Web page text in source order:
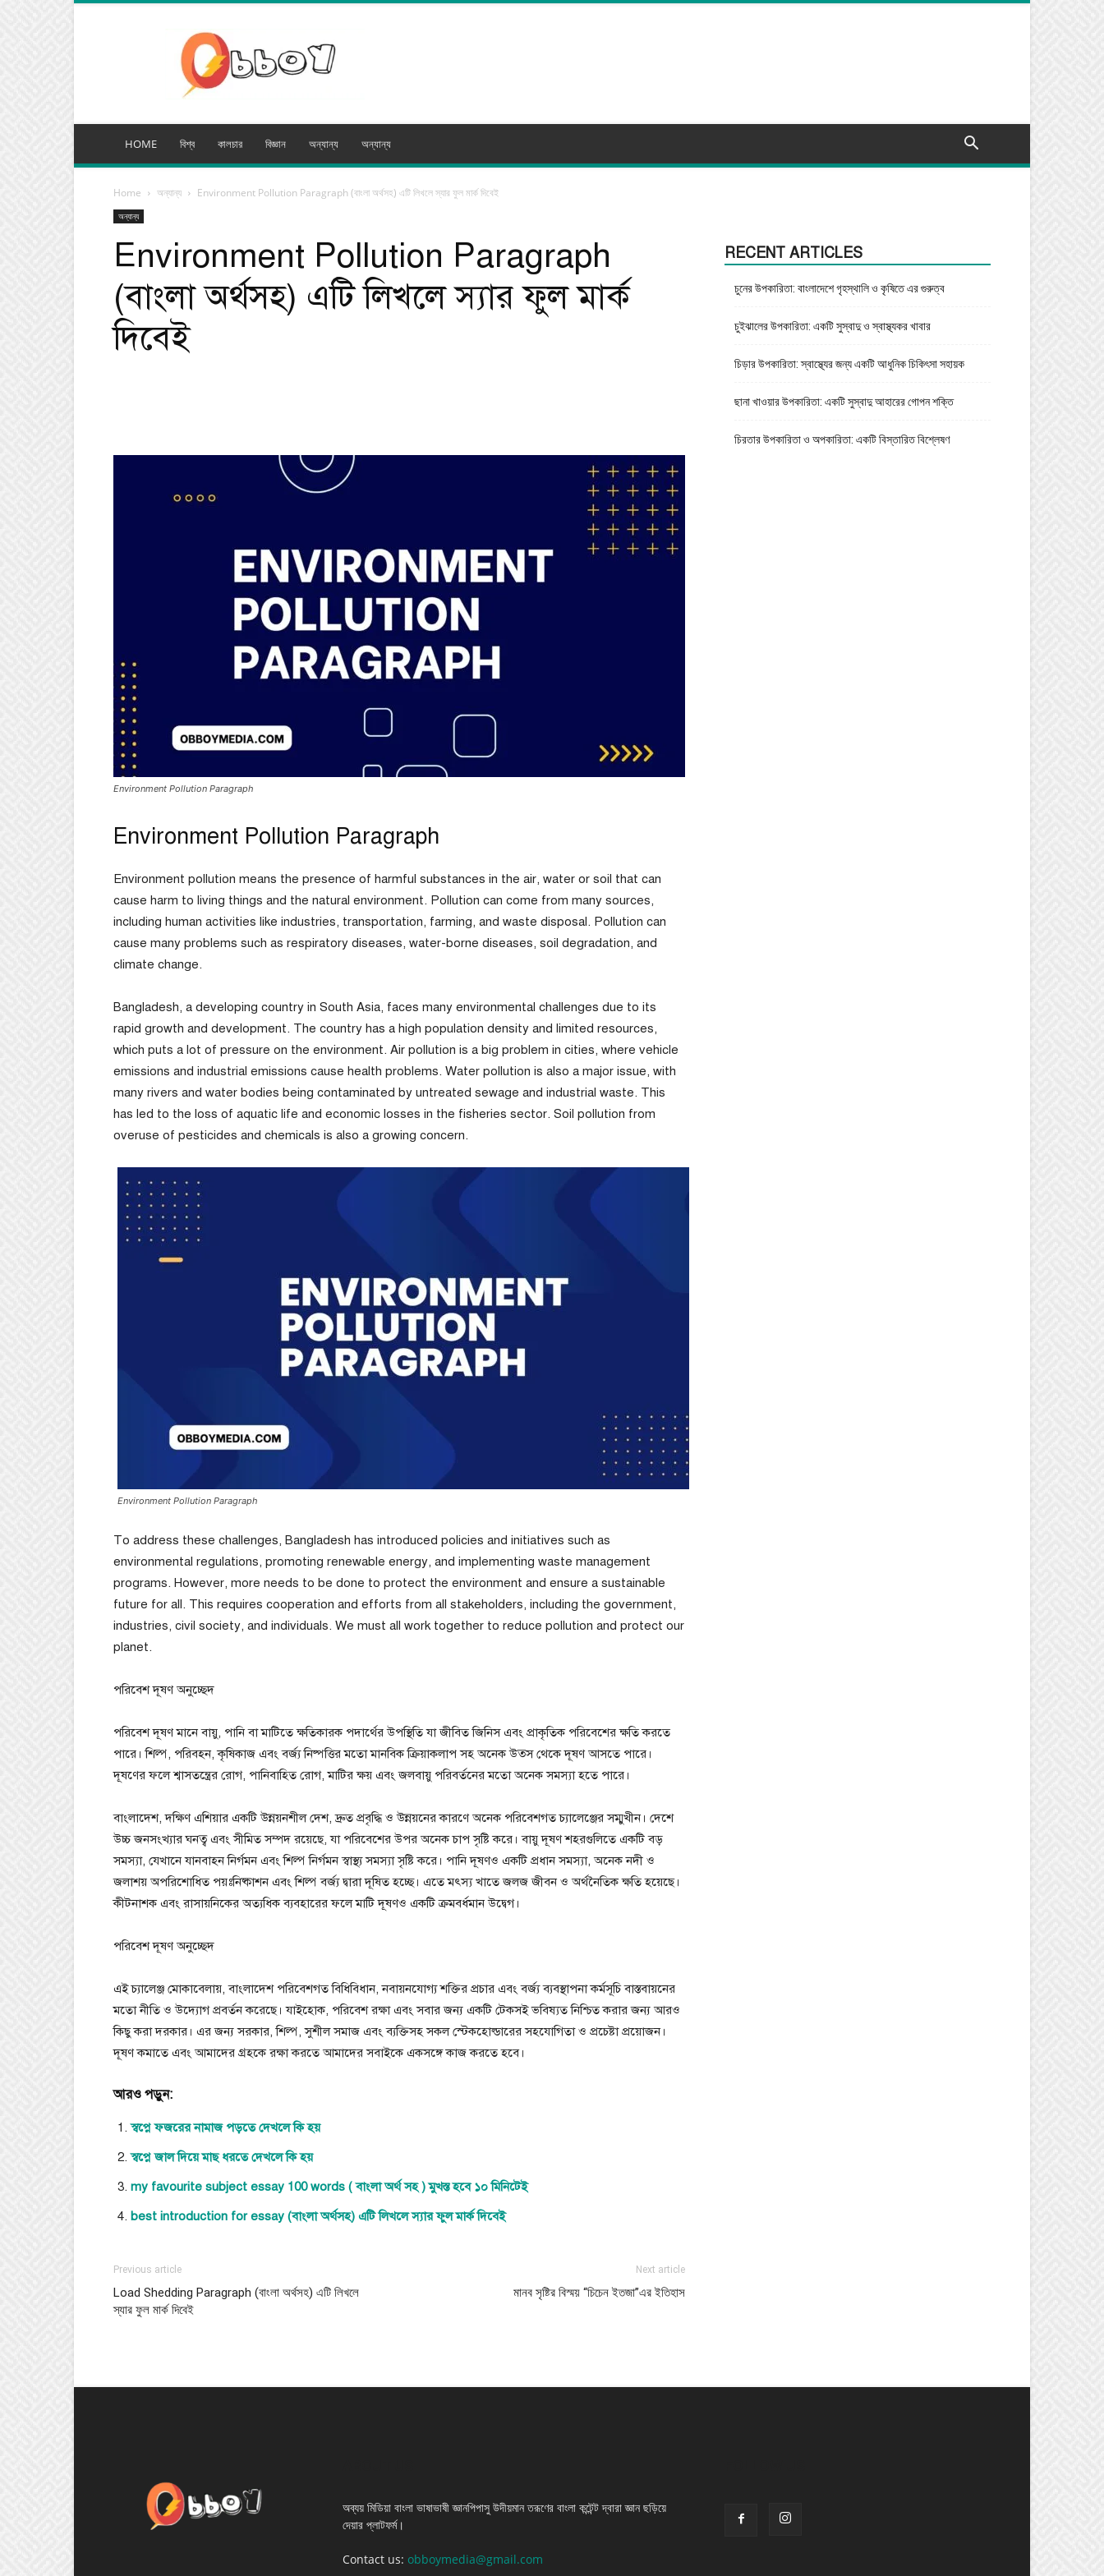
মিডিয়া
HOME বিশ্ব কালচার বিজ্ঞান অন্যান্য অন্যান্য
Home অন্যান্য Environment Pollution Paragraph (বাংলা অর্থসহ) এটি লিখলে স্যার ফুল মার্ক দিবেই
অন্যান্য
Environment Pollution Paragraph
(বাংলা অর্থসহ) এটি লিখলে স্যার ফুল মার্ক
দিবেই
Environment Pollution Paragraph
Environment Pollution Paragraph
Environment pollution means the presence of harmful substances in the air, water or soil that can
cause harm to living things and the natural environment. Pollution can come from many sources,
including human activities like industries, transportation, farming, and waste disposal. Pollution can
cause many problems such as respiratory diseases, water-borne diseases, soil degradation, and
climate change.
Bangladesh, a developing country in South Asia, faces many environmental challenges due to its
rapid growth and development. The country has a high population density and limited resources,
which puts a lot of pressure on the environment. Air pollution is a big problem in cities, where vehicle
emissions and industrial emissions cause health problems. Water pollution is also a major issue, with
many rivers and water bodies being contaminated by untreated sewage and industrial waste. This
has led to the loss of aquatic life and economic losses in the fisheries sector. Soil pollution from
overuse of pesticides and chemicals is also a growing concern.
Environment Pollution Paragraph
To address these challenges, Bangladesh has introduced policies and initiatives such as
environmental regulations, promoting renewable energy, and implementing waste management
programs. However, more needs to be done to protect the environment and ensure a sustainable
future for all. This requires cooperation and efforts from all stakeholders, including the government,
industries, civil society, and individuals. We must all work together to reduce pollution and protect our
planet.
পরিবেশ দূষণ অনুচ্ছেদ
পরিবেশ দূষণ মানে বায়ু, পানি বা মাটিতে ক্ষতিকারক পদার্থের উপস্থিতি যা জীবিত জিনিস এবং প্রাকৃতিক পরিবেশের ক্ষতি করতে
পারে। শিল্প, পরিবহন, কৃষিকাজ এবং বর্জ্য নিষ্পত্তির মতো মানবিক ক্রিয়াকলাপ সহ অনেক উত্স থেকে দূষণ আসতে পারে।
দূষণের ফলে শ্বাসতন্ত্রের রোগ, পানিবাহিত রোগ, মাটির ক্ষয় এবং জলবায়ু পরিবর্তনের মতো অনেক সমস্যা হতে পারে।
বাংলাদেশ, দক্ষিণ এশিয়ার একটি উন্নয়নশীল দেশ, দ্রুত প্রবৃদ্ধি ও উন্নয়নের কারণে অনেক পরিবেশগত চ্যালেঞ্জের সম্মুখীন। দেশে
উচ্চ জনসংখ্যার ঘনত্ব এবং সীমিত সম্পদ রয়েছে, যা পরিবেশের উপর অনেক চাপ সৃষ্টি করে। বায়ু দূষণ শহরগুলিতে একটি বড়
সমস্যা, যেখানে যানবাহন নির্গমন এবং শিল্প নির্গমন স্বাস্থ্য সমস্যা সৃষ্টি করে। পানি দূষণও একটি প্রধান সমস্যা, অনেক নদী ও
জলাশয় অপরিশোধিত পয়ঃনিষ্কাশন এবং শিল্প বর্জ্য দ্বারা দূষিত হচ্ছে। এতে মৎস্য খাতে জলজ জীবন ও অর্থনৈতিক ক্ষতি হয়েছে।
কীটনাশক এবং রাসায়নিকের অত্যধিক ব্যবহারের ফলে মাটি দূষণও একটি ক্রমবর্ধমান উদ্বেগ।
পরিবেশ দূষণ অনুচ্ছেদ
এই চ্যালেঞ্জ মোকাবেলায়, বাংলাদেশ পরিবেশগত বিধিবিধান, নবায়নযোগ্য শক্তির প্রচার এবং বর্জ্য ব্যবস্থাপনা কর্মসূচি বাস্তবায়নের
মতো নীতি ও উদ্যোগ প্রবর্তন করেছে। যাইহোক, পরিবেশ রক্ষা এবং সবার জন্য একটি টেকসই ভবিষ্যত নিশ্চিত করার জন্য আরও
কিছু করা দরকার। এর জন্য সরকার, শিল্প, সুশীল সমাজ এবং ব্যক্তিসহ সকল স্টেকহোল্ডারের সহযোগিতা ও প্রচেষ্টা প্রয়োজন।
দূষণ কমাতে এবং আমাদের গ্রহকে রক্ষা করতে আমাদের সবাইকে একসঙ্গে কাজ করতে হবে।
আরও পড়ুন:
স্বপ্নে ফজরের নামাজ পড়তে দেখলে কি হয়
স্বপ্নে জাল দিয়ে মাছ ধরতে দেখলে কি হয়
my favourite subject essay 100 words ( বাংলা অর্থ সহ ) মুখস্ত হবে ১০ মিনিটেই
best introduction for essay (বাংলা অর্থসহ) এটি লিখলে স্যার ফুল মার্ক দিবেই
Previous article
Load Shedding Paragraph (বাংলা অর্থসহ) এটি লিখলে
স্যার ফুল মার্ক দিবেই
Next article
মানব সৃষ্টির বিস্ময় “চিচেন ইতজা”এর ইতিহাস
RECENT ARTICLES
চুনের উপকারিতা: বাংলাদেশে গৃহস্থালি ও কৃষিতে এর গুরুত্ব
চুইঝালের উপকারিতা: একটি সুস্বাদু ও স্বাস্থ্যকর খাবার
চিড়ার উপকারিতা: স্বাস্থ্যের জন্য একটি আধুনিক চিকিৎসা সহায়ক
ছানা খাওয়ার উপকারিতা: একটি সুস্বাদু আহারের গোপন শক্তি
চিরতার উপকারিতা ও অপকারিতা: একটি বিস্তারিত বিশ্লেষণ
অব্যয় মিডিয়া বাংলা ভাষাভাষী জ্ঞানপিপাসু উদীয়মান তরূণের বাংলা কন্টেন্ট দ্বারা জ্ঞান ছড়িয়ে
দেয়ার প্লাটফর্ম।
Contact us: obboymedia@gmail.com